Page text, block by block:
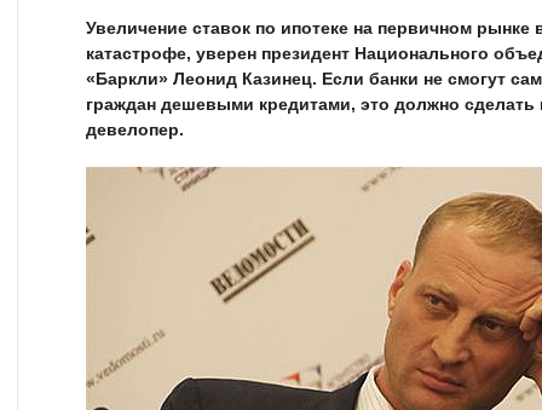
Увеличение ставок по ипотеке на первичном рынке
катастрофе, уверен президент Национального
«Баркли» Леонид Казинец. Если банки не смогут
граждан дешевыми кредитами, это должно сделать
девелопер.